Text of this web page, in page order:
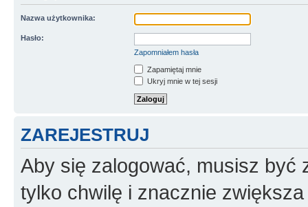
Nazwa użytkownika:
Hasło:
Zapomniałem hasła
Zapamiętaj mnie
Ukryj mnie w tej sesji
ZAREJESTRUJ
Aby się zalogować, musisz być
tylko chwilę i znacznie